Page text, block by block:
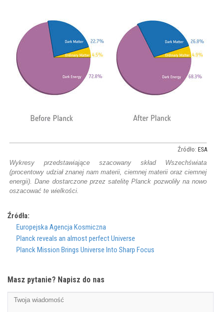
ESA
Wykresy przedstawiające szacowany skład Wszechświata
(procentowy udział znanej nam materii, ciemnej materii oraz ciemnej
energii). Dane dostarczone przez satelitę Planck pozwoliły na nowo
oszacować te wielkości.
Źródła:
Europejska Agencja Kosmiczna
Planck reveals an almost perfect Universe
Planck Mission Brings Universe Into Sharp Focus
Masz pytanie? Napisz do nas